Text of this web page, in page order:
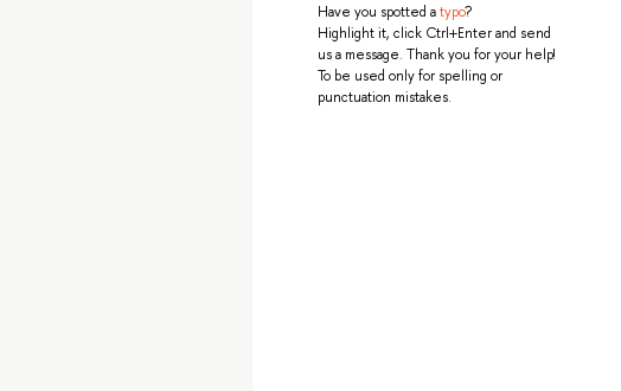
Have you spotted atypo?
Highlight it, click Ctrl+Enter and send
us a message. Thank you for your help!
To be used only for spelling or
punctuation mistakes.